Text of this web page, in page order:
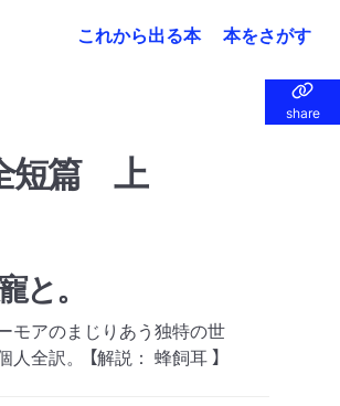
これから出る本 本をさがす
share
share
短篇 上
と。
モアのまじりあう独特の世
全訳。 【解説： 蜂飼耳 】